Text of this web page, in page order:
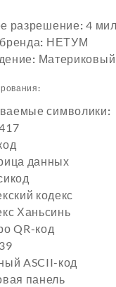
разрешение: 4 мил
НЕТУМ
Материковый
символики:
данных
кодекс
Ханьсинь
QR-код
ASCII-код
панель